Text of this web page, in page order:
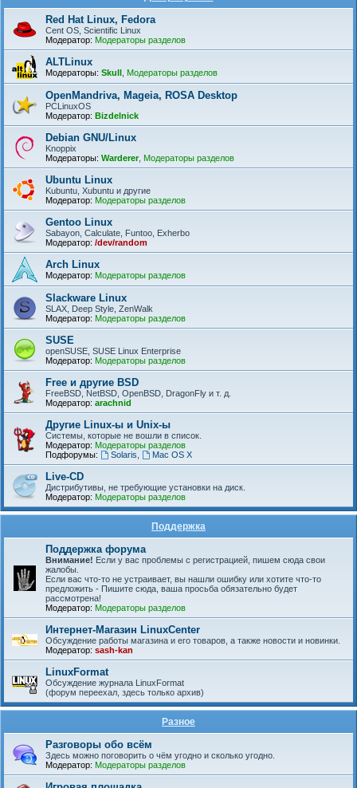
Red Hat Linux, Fedora
Cent OS, Scientific Linux
Модератор: Модераторы разделов
ALTLinux
Модераторы: Skull Модераторы разделов
OpenMandriva, Mageia, ROSA Desktop
PCLinuxOS
Модератор: Bizdelnick
Debian GNU/Linux
Knoppix
Модераторы: Warderer, Модераторы разделов
Ubuntu Linux
Kubuntu, Xubuntu и другие
Модератор: Модераторы разделов
Gentoo Linux
Sabayon, Calculate, Funtoo, Exherbo
Модератор: /dev/random
Arch Linux
Модератор: Модераторы разделов
Slackware Linux
SLAX, Deep Style, ZenWalk
Модератор: Модераторы разделов
SUSE
openSUSE, SUSE Linux Enterprise
Модератор: Модераторы разделов
Free и другие BSD
FreeBSD, NetBSD, OpenBSD, DragonFly и т. д.
Модератор: arachnid
Другие Linux-ы и Unix-ы
Системы, которые не вошли в список.
Модератор: Модераторы разделов
Подфорумы:
Solaris Mac OS X
Live-CD
Дистрибутивы, не требующие установки на диск.
Модератор: Модераторы разделов
Поддержка
Поддержка форума
Внимание! Если у вас проблемы с регистрацией, пишем сюда свои
жалобы.
Если вас что-то не устраивает, вы нашли ошибку или хотите что-то
предложить - Пишите сюда, ваша просьба обязательно будет
рассмотрена!
Модератор: Модераторы разделов
Интернет-Магазин LinuxCenter
Обсуждение работы магазина и его товаров, а также новости и новинки.
Модератор: sash-kan
LinuxFormat
Обсуждение журнала LinuxFormat
(форум переехал, здесь только архив)
Разное
Разговоры обо всём
Здесь можно поговорить о чём угодно и сколько угодно.
Модератор: Модераторы разделов